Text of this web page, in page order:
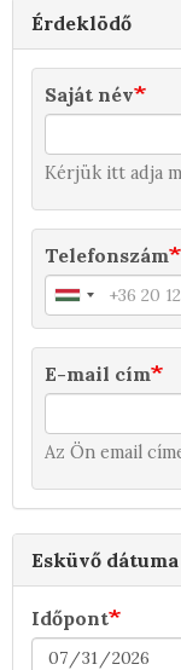
Érdeklödő
Saját név
Kérjük itt adja
Telefonszám
E-mail cím
Az Ön email
Esküvő dátuma
Időpont